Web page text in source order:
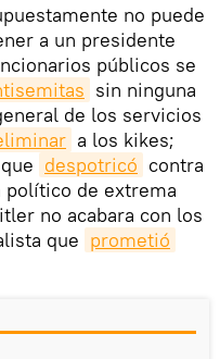
no puede
a un presidente
públicos se
sin ninguna
de los servicios
a los kikes;
despotricó contra
de extrema
no acabara con los
que prometió